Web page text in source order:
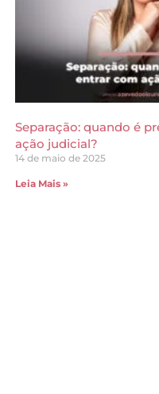
Separação: quando é
ação judicial?
14 de maio de 2025
Leia Mais »